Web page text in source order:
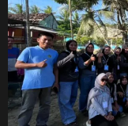
Pendidikan
Teknologi
Hukum dan Kriminal